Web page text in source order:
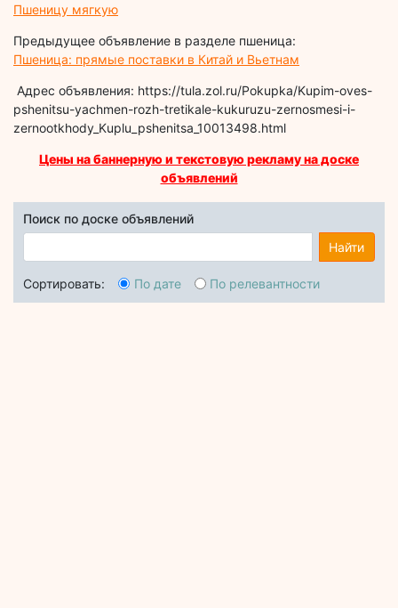
Пшеницу мягкую
Предыдущее объявление в разделе пшеница:
Пшеница: прямые поставки в Китай и Вьетнам
Адрес объявления: https://tula.zol.ru/Pokupka/Kupim-oves-
pshenitsu-yachmen-rozh-tretikale-kukuruzu-zernosmesi-i-
zernootkhody_Kuplu_pshenitsa_10013498.html
Цены на баннерную и текстовую рекламу на доске
объявлений
Поиск по доске объявлений
Найти
Сортировать: По дате По релевантности